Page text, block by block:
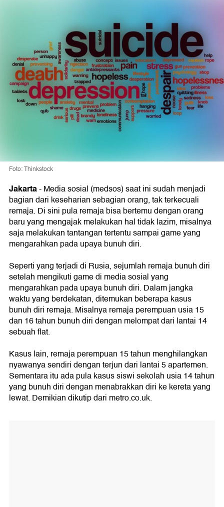
Foto: Thinkstock
Jakarta- Media sosial (medsos) saat ini sudah menjadi
bagian dari keseharian sebagian orang, tak terkecuali
remaja. Di sini pula remaja bisa bertemu dengan orang
baru yang mengajak melakukan hal tidak lazim, misalnya
saja melakukan tantangan tertentu sampai game yang
mengarahkan pada upaya bunuh diri.
Seperti yang terjadi di Rusia, sejumlah remaja bunuh diri
setelah mengikuti game di media sosial yang
mengarahkan pada upaya bunuh diri. Dalam jangka
waktu yang berdekatan, ditemukan beberapa kasus
bunuh diri remaja. Misalnya remaja perempuan usia 15
dan 16 tahun bunuh diri dengan melompat dari lantai 14
sebuah flat.
Kasus lain, remaja perempuan 15 tahun menghilangkan
nyawanya sendiri dengan terjun dari lantai 5 apartemen.
Sementara itu ada pula kasus siswi sekolah usia 14 tahun
yang bunuh diri dengan menabrakkan diri ke kereta yang
lewat. Demikian dikutip dari metro.co.uk.